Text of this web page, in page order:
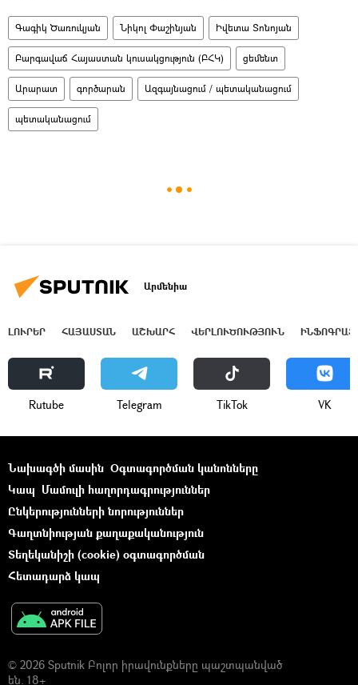
Գագիկ Ծառուկյան Նիկոլ Փաշինյան Իվետա Տոնոյան
Բարգավաճ Հայաստան կուսակցություն (ԲՀԿ) ցեմենտ
Արարատ գործարան Ազգայնացում / պետականացում
պետականացում
Արմենիա
ԼՈՒՐԵՐ ՀԱՅԱՍՏԱՆ ԱՇԽԱՐՀ ՎԵՐԼՈՒԾՈՒԹՅՈՒՆ
Rutube Telegram ТikТоk VK
Նախագծի մասին Օգտագործման կանոնները
Կապ Մամուլի հաղորդագրություններ
Ընկերությունների նորություններ
Գաղտնիության քաղաքականություն
Տեղեկանիշի (cookie) օգտագործման
Հետադարձ կապ
© 2026 Sputnik Բոլոր իրավունքները պաշտպանված
են. 18+